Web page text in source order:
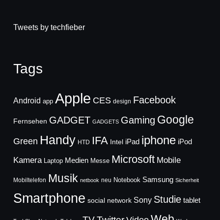
Tweets by techfieber
Tags
Android app Apple CES design Facebook
Fernsehen GADGET GADGETS Gaming Google
Green Handy HTD IFA Intel iPad iphone iPod
Kamera Laptop Medien Messe Microsoft Mobile
Mobiltelefon Musik netbook neu Notebook Samsung Sicherheit
Smartphone social network Sony Studie tablet